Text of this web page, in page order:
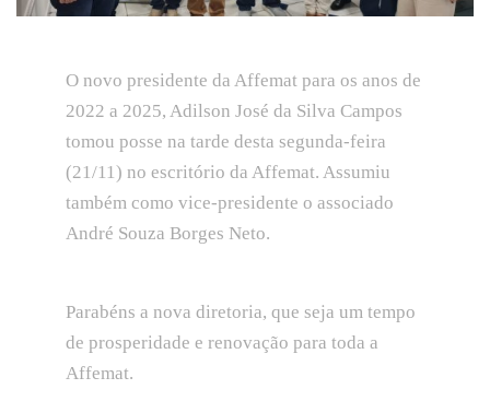
O novo presidente da Affemat para os anos de
2022 a 2025, Adilson José da Silva Campos
tomou posse na tarde desta segunda-feira
(21/11) no escritório da Affemat. Assumiu
também como vice-presidente o associado
André Souza Borges Neto.
Parabéns a nova diretoria, que seja um tempo
de prosperidade e renovação para toda a
Affemat.